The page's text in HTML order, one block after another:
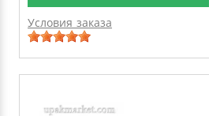
Условия заказа